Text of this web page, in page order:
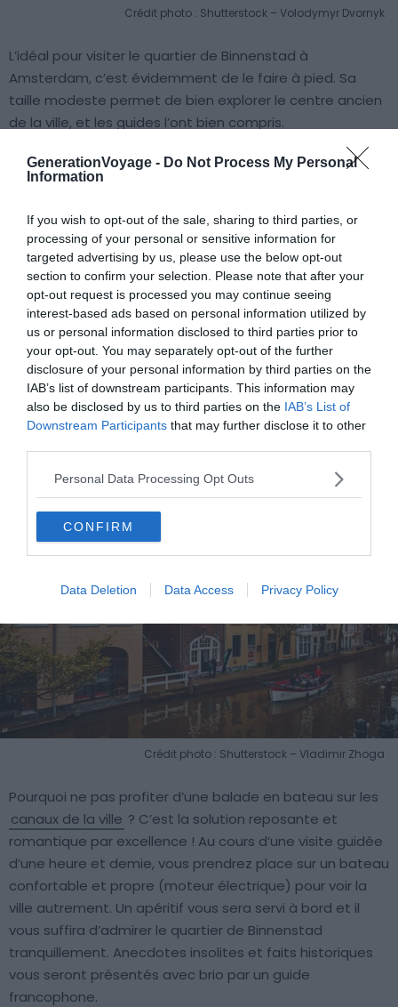
GenerationVoyage - Do Not Process My Personal
Information
If you wish to opt-out of the sale, sharing to third parties, or
processing of your personal or sensitive information for
targeted advertising by us, please use the below opt-out
section to confirm your selection. Please note that after your
opt-out request is processed you may continue seeing
interest-based ads based on personal information utilized by
us or personal information disclosed to third parties prior to
your opt-out. You may separately opt-out of the further
disclosure of your personal information by third parties on the
IAB’s list of downstream participants. This information may
also be disclosed by us to third parties on the IAB’s List of
Downstream Participants that may further disclose it to other
Personal Data Processing Opt Outs
CONFIRM
Data Deletion Data Access Privacy Policy
Crédit photo : Shutterstock – Volodymyr Dvornyk
L’idéal pour visiter le quartier de Binnenstad à
Amsterdam, c’est évidemment de le faire à pied. Sa
taille modeste permet de bien explorer le centre ancien
de la ville, et les guides l’ont bien compris.
Par exemple, vous pouvez tirer parti de visites guidées
de deux heures pour découvrir les monuments principaux
Binnenstad en écoutant les explications de votre guide,
du Palais Royal à la Nouvelle Église. Chaque canal,
chaque pont et chaque écluse a une histoire ! Plusieurs
visites guidées existent, il vous sera aussi possible
d’opter pour une découverte du Binnenstad
gastronomique, par exemple. Cerise sur le gâteau :
compte tenu du nombre de français sur place,
beaucoup de guides maîtrisent la langue de Molière.
Visite guidée en bateau du quartier de
Crédit photo : Shutterstock – Vladimir Zhoga
Pourquoi ne pas profiter d’une balade en bateau sur les
canaux de la ville ? C’est la solution reposante et
romantique par excellence ! Au cours d’une visite guidée
d’une heure et demie, vous prendrez place sur un bateau
confortable et propre (moteur électrique) pour voir la
ville autrement. Un apéritif vous sera servi à bord et il
vous suffira d’admirer le quartier de Binnenstad
tranquillement. Anecdotes insolites et faits historiques
vous seront présentés avec brio par un guide
francophone.